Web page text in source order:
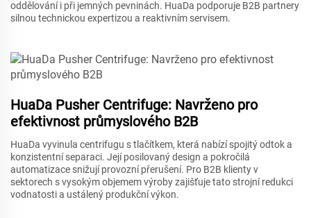
oddělování i při jemných pevninách. HuaDa podporuje B2B partnery
silnou technickou expertizou a reaktivním servisem.
HuaDa Pusher Centrifuge: Navrženo pro
efektivnost průmyslového B2B
HuaDa vyvinula centrifugu s tlačítkem, která nabízí spojitý odtok a
konzistentní separaci. Její posilovaný design a pokročilá
automatizace snižují provozní přerušení. Pro B2B klienty v
sektorech s vysokým objemem výroby zajišťuje tato strojní redukci
vodnatosti a ustálený produkční výkon.